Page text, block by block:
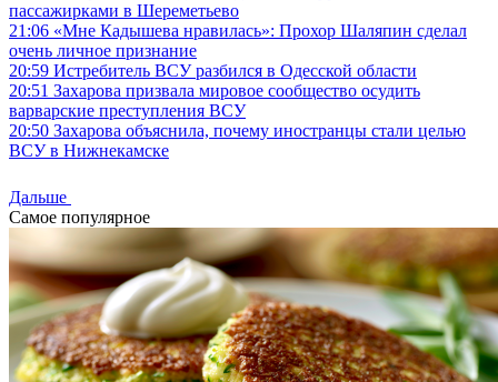
пассажирками в Шереметьево
21:06 «Мне Кадышева нравилась»: Прохор Шаляпин сделал
очень личное признание
20:59 Истребитель ВСУ разбился в Одесской области
20:51 Захарова призвала мировое сообщество осудить
варварские преступления ВСУ
20:50 Захарова объяснила, почему иностранцы стали целью
ВСУ в Нижнекамске
Дальше
Самое популярное